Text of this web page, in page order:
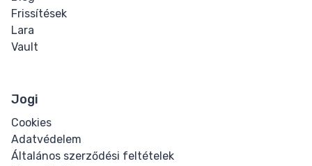
Frissítések
Lara
Vault
Jogi
Cookies
Adatvédelem
Általános szerződési feltételek